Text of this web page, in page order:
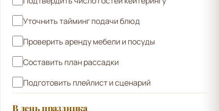
Уточнить тайминг подачи блюд
Проверить аренду мебели и посуды
Составить план рассадки
Подготовить плейлист и сценарий
В день праздника